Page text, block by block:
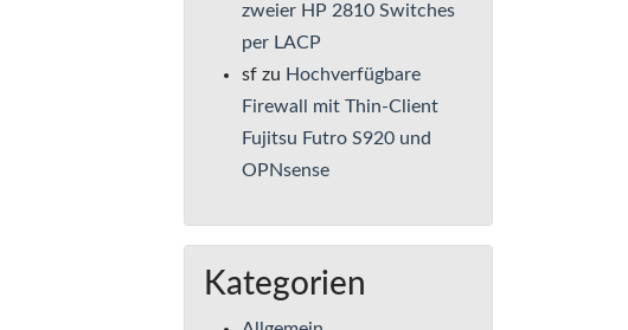
zweier HP 2810 Switches
per LACP
sf zu Hochverfügbare
Firewall mit Thin-Client
Fujitsu Futro S920 und
OPNsense
Kategorien